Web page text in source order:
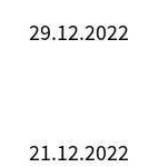
29.12.2022
21.12.2022